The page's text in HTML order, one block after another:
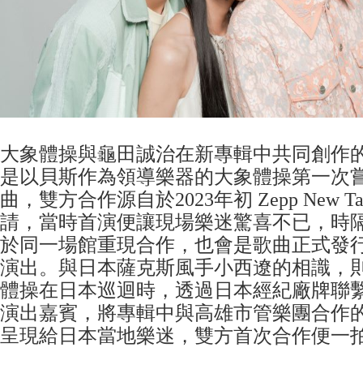
大象體操與龜田誠治在新專輯中共同創作
是以貝斯作為領導樂器的大象體操第一次
曲，雙方合作源自於2023年初 Zepp New
請，當時首演便讓現場樂迷驚喜不已，時
於同一場館重現合作，也會是歌曲正式發
演出。與日本薩克斯風手小西遼的相識，
體操在日本巡迴時，透過日本經紀廠牌聯
演出嘉賓，將專輯中與高雄市管樂團合作
呈現給日本當地樂迷，雙方首次合作便一